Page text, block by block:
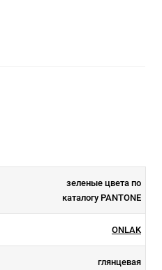
зеленые цвета по
каталогу PANTONE
ONLAK
глянцевая